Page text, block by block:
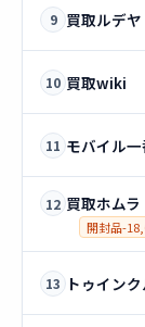
9 買取ルデヤ
10 買取wiki
11 モバイル一
12 買取ホムラ
開封品-
13 トゥイン